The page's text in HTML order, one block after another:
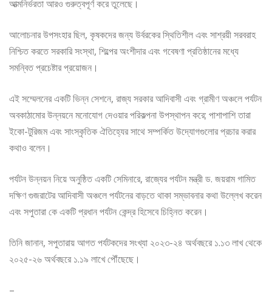
আত্মনির্ভরতা আরও গুরুত্বপূর্ণ করে তুলেছে।
আলোচনার উপসংহার ছিল, কৃষকদের জন্য উর্বরকের স্থিতিশীল এবং সাশ্রয়ী সরবরাহ
নিশ্চিত করতে সরকারি সংস্থা, শিল্পের অংশীদার এবং গবেষণা প্রতিষ্ঠানের মধ্যে
সমন্বিত প্রচেষ্টার প্রয়োজন।
এই সম্মেলনের একটি ভিন্ন সেশনে, রাজ্য সরকার আদিবাসী এবং গ্রামীণ অঞ্চলে পর্যটন
অবকাঠামোর উন্নয়নে মনোযোগ দেওয়ার পরিকল্পনা উপস্থাপন করে; পাশাপাশি তারা
ইকো-টুরিজম এবং সাংস্কৃতিক ঐতিহ্যের সাথে সম্পর্কিত উদ্যোগগুলোর প্রচার করার
কথাও বলেন।
পর্যটন উন্নয়ন নিয়ে অনুষ্ঠিত একটি সেমিনারে, রাজ্যের পর্যটন মন্ত্রী ড. জয়রাম গামিত
দক্ষিণ গুজরাটের আদিবাসী অঞ্চলে পর্যটনের বাড়তে থাকা সম্ভাবনার কথা উল্লেখ করেন
এবং সপুতারা কে একটি প্রধান পর্যটন কেন্দ্র হিসেবে চিহ্নিত করেন।
তিনি জানান, সপুতারায় আগত পর্যটকদের সংখ্যা ২০২৩-২৪ অর্থবছরে ১.১৩ লাখ থেকে
২০২৫-২৬ অর্থবছরে ১.১৯ লাখে পৌঁছেছে।
–